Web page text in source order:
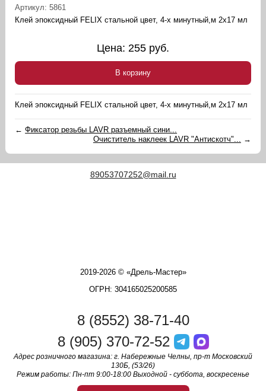
Артикул:5861
Клей эпоксидный FELIX стальной цвет, 4-х минутный,м 2х17 мл
Цена: 255 руб.
В корзину
Клей эпоксидный FELIX стальной цвет, 4-х минутный,м 2х17 мл
←Фиксатор резьбы LAVR разъемный сини...
Очиститель наклеек LAVR "Антискотч"... →
89053707252@mail.ru
2019-2026 © «Дрель-Мастер»
ОГРН: 304165025200585
8 (8552) 38-71-40
8 (905) 370-72-52
Адрес розничного магазина: г. Набережные Челны, пр-т Московский
130Б, (53/26)
Режим работы: Пн-пт 9:00-18:00 Выходной - суббота, воскресенье